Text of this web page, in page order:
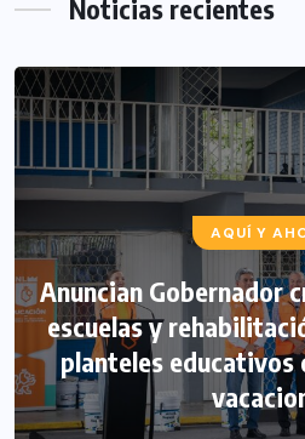
Noticias recientes
AQUÍ Y
Anuncian Gobernador
escuelas y
planteles educativos